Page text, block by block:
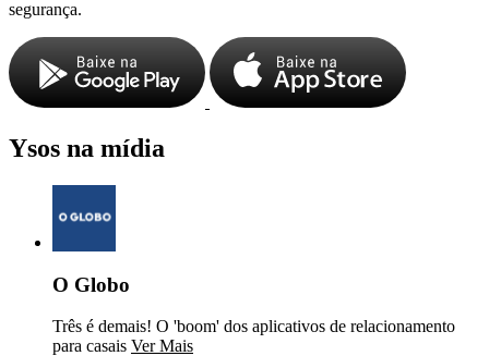
segurança.
Ysos na mídia
O Globo
Três é demais! O 'boom' dos aplicativos de relacionamento
para casais Ver Mais